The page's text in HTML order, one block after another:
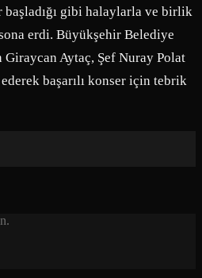
başladığı gibi halaylarla ve birlik
erdi. Büyükşehir Belediye
Giraycan Aytaç, Şef Nuray Polat
başarılı konser için tebrik